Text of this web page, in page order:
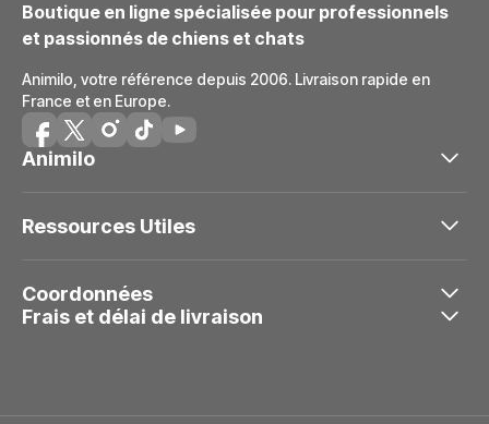
Boutique en ligne spécialisée pour professionnels
et passionnés de chiens et chats
Animilo, votre référence depuis 2006. Livraison rapide en
France et en Europe.
Animilo
Ressources Utiles
Coordonnées
Frais et délai de livraison